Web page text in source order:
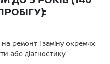
ремонт і заміну окремих
або діагностику